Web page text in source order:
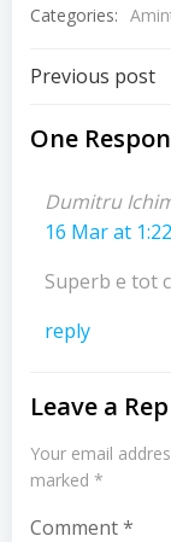
Categories:
Post
Previous post
One
Dumitru
16 Mar at
Superb e tot
reply
Leave a
Your email
marked *
Comment*